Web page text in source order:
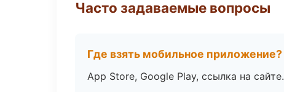
Часто задаваемые вопросы
Где взять мобильное приложение?
App Store, Google Play, ссылка на сайте.